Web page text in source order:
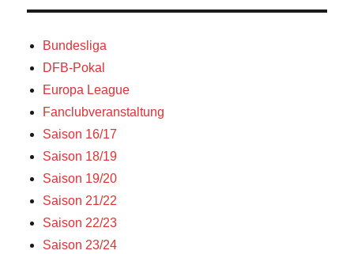
Bundesliga
DFB-Pokal
Europa League
Fanclubveranstaltung
Saison 16/17
Saison 18/19
Saison 19/20
Saison 21/22
Saison 22/23
Saison 23/24